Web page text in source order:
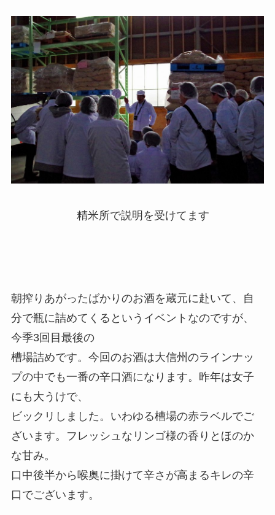
精米所で説明を受けてます
朝搾りあがったばかりのお酒を蔵元に赴いて、自
分で瓶に詰めてくるというイベントなのですが、
今季3回目最後の
槽場詰めです。今回のお酒は大信州のラインナッ
プの中でも一番の辛口酒になります。昨年は女子
にも大うけで、
ビックリしました。いわゆる槽場の赤ラベルでご
ざいます。フレッシュなリンゴ様の香りとほのか
な甘み。
口中後半から喉奥に掛けて辛さが高まるキレの辛
口でございます。